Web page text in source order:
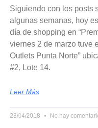
Siguiendo con los posts
algunas semanas, hoy
día de shopping en
viernes 2 de marzo tuve
Outlets Punta Norte”
#2, Lote 14.
Leer Más
23/04/2018 No hay